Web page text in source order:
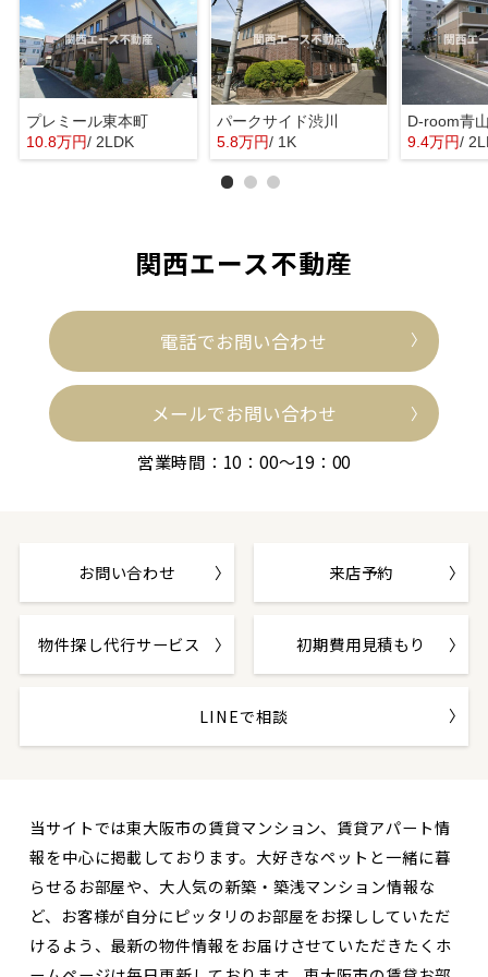
プレミール東本町
10.8万円/ 2LDK
パークサイド渋川
5.8万円/ 1K
D-room青
9.4万円/
関西エース不動産
電話でお問い合わせ
メールでお問い合わせ
営業時間：10：00～19：00
お問い合わせ 来店予約
物件探し代行サービス 初期費用見積もり
LINEで相談
当サイトでは東大阪市の賃貸マンション、賃貸アパート情
報を中心に掲載しております。大好きなペットと一緒に暮
らせるお部屋や、大人気の新築・築浅マンション情報な
ど、お客様が自分にピッタリのお部屋をお探ししていただ
けるよう、最新の物件情報をお届けさせていただきたくホ